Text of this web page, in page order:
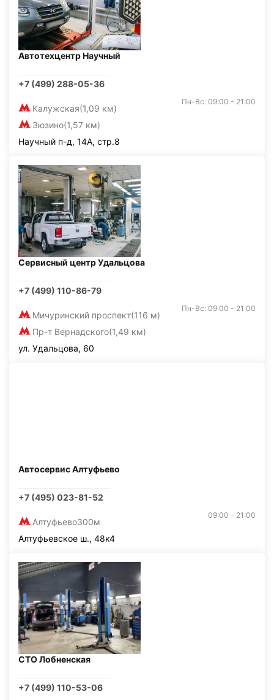
Автотехцентр Научный
+7 (499) 288-05-36
Калужская(1,09 км)
Зюзино(1,57 км)
Пн-Вс: 09:00 - 21:00
Научный п-д, 14А, стр.8
Сервисный центр Удальцова
+7 (499) 110-86-79
Мичуринский проспект(116 м)
Пр-т Вернадского(1,49 км)
Пн-Вс: 09:00 - 21:00
ул. Удальцова, 60
Автосервис Алтуфьево
+7 (495) 023-81-52
Алтуфьево300м
09:00 - 21:00
Алтуфьевское ш., 48к4
СТО Лобненская
+7 (499) 110-53-06